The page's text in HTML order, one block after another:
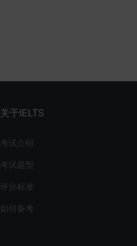
关于IELTS
考试介绍
考试题型
评分标准
如何备考